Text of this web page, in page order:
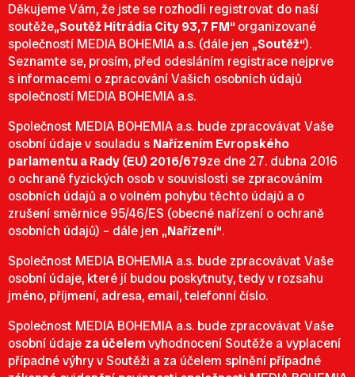
Děkujeme Vám, že jste se rozhodli registrovat do naší
soutěže„Soutěž Hitrádia City 93,7 FM“ organizované
společností MEDIA BOHEMIA a.s. (dále jen „Soutěž“).
Seznamte se, prosím, před odesláním registrace nejprve
s informacemi o zpracování Vašich osobních údajů
společností MEDIA BOHEMIA a.s.
Společnost MEDIA BOHEMIA a.s. bude zpracovávat Vaše
osobní údaje v souladu s Nařízením Evropského
parlamentu a Rady (EU) 2016/679ze dne 27. dubna 2016
o ochraně fyzických osob v souvislosti se zpracováním
osobních údajů a o volném pohybu těchto údajů a o
zrušení směrnice 95/46/ES (obecné nařízení o ochraně
osobních údajů) – dále jen „Nařízení“.
Společnost MEDIA BOHEMIA a.s. bude zpracovávat Vaše
osobní údaje, které jí budou poskytnuty, tedy v rozsahu
jméno, příjmení, adresa, email, telefonní číslo.
Společnost MEDIA BOHEMIA a.s. bude zpracovávat Vaše
osobní údaje za účelemvyhodnocení Soutěže a vyplacení
případné výhry v Soutěži a za účelem splnění případné